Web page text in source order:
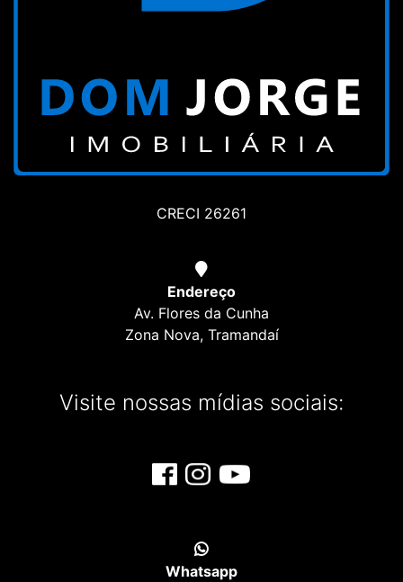
CRECI 26261
Endereço
Av. Flores da Cunha
Zona Nova, Tramandaí
Visite nossas mídias sociais:
Whatsapp